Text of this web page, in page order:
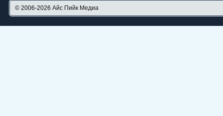
© 2006-2026 Айс Пийк Медиа